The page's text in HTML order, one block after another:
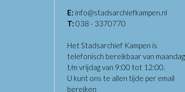
E: info@stadsarchiefkampen.nl
T: 038 - 3370770
Het Stadsarchief Kampen is
telefonisch bereikbaar van maandag
t/m vrijdag van 9:00 tot 12:00.
U kunt ons te allen tijde per email
bereiken